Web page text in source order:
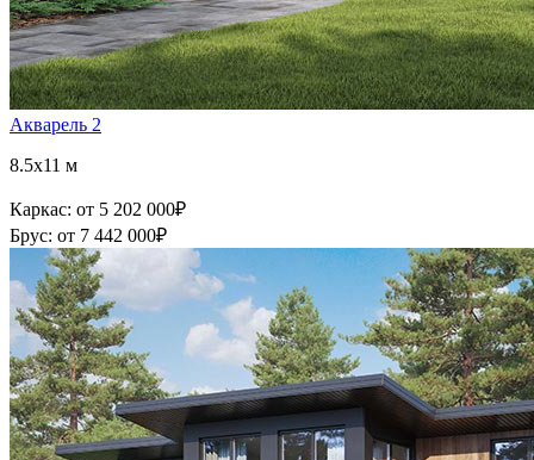
Акварель 2
8.5x11 м
Каркас: от 5 202 000₽
Брус: от 7 442 000₽